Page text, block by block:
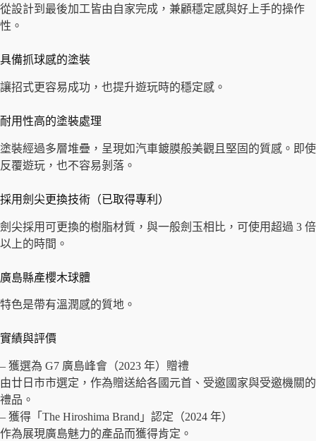
從設計到最後加工皆由自家完成，兼顧穩定感與好上手的操作
性。
具備抓球感的塗裝
讓招式更容易成功，也提升遊玩時的穩定感。
耐用性高的塗裝處理
塗裝經過多層堆疊，呈現如汽車鍍膜般美觀且堅固的質感。即使
反覆遊玩，也不容易剝落。
採用劍尖更換技術（已取得專利）
劍尖採用可更換的樹脂材質，與一般劍玉相比，可使用超過 3 倍
以上的時間。
廣島縣產櫻木球體
特色是帶有溫潤感的質地。
實績與評價
– 獲選為 G7 廣島峰會（2023 年）贈禮
由廿日市市選定，作為贈送給各國元首、受邀國家與受邀機關的
禮品。
– 獲得「The Hiroshima Brand」認定（2024 年）
作為展現廣島魅力的產品而獲得肯定。